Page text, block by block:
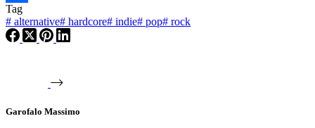
Condividi
Tag
# alternative# hardcore# indie# pop# rock
Garofalo Massimo